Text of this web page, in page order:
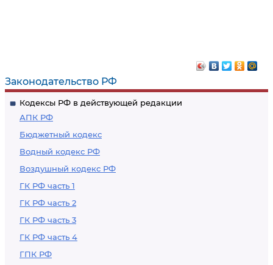
Законодательство РФ
Кодексы РФ в действующей редакции
АПК РФ
Бюджетный кодекс
Водный кодекс РФ
Воздушный кодекс РФ
ГК РФ часть 1
ГК РФ часть 2
ГК РФ часть 3
ГК РФ часть 4
ГПК РФ